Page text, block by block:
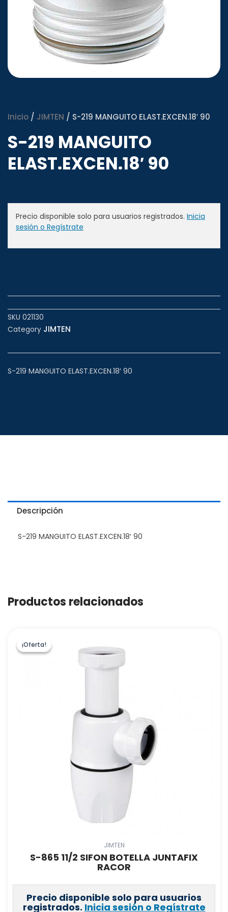
Inicio / JIMTEN / S-219 MANGUITO ELAST.EXCEN.18′ 90
S-219 MANGUITO
ELAST.EXCEN.18′ 90
Precio disponible solo para usuarios registrados. Inicia
sesión o Regístrate
SKU 021130
Category JIMTEN
S-219 MANGUITO ELAST.EXCEN.18′ 90
Descripción
S-219 MANGUITO ELAST.EXCEN.18′ 90
Productos relacionados
¡Oferta!
¡Oferta!
JIMTEN
S-865 11/2 SIFON BOTELLA JUNTAFIX
RACOR
Precio disponible solo para usuarios
registrados. Inicia sesión o Regístrate